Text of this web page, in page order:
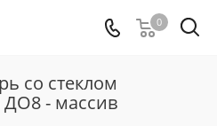
0
со стеклом
- массив